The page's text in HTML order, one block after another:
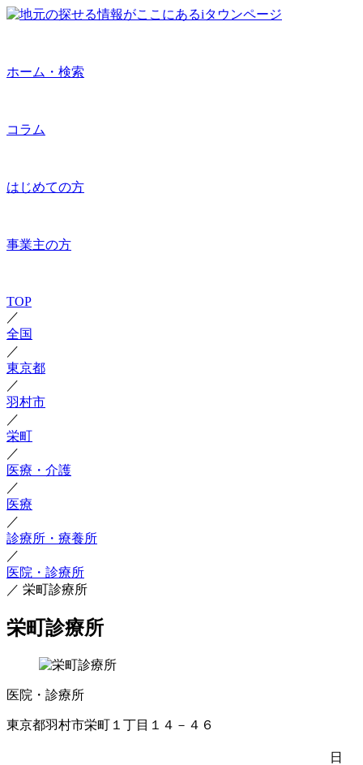
ホーム・検索
コラム
はじめての方
事業主の方
TOP
／
全国
／
東京都
／
羽村市
／
栄町
／
医療・介護
／
医療
／
診療所・療養所
／
医院・診療所
／ 栄町診療所
栄町診療所
医院・診療所
東京都羽村市栄町１丁目１４－４６
日